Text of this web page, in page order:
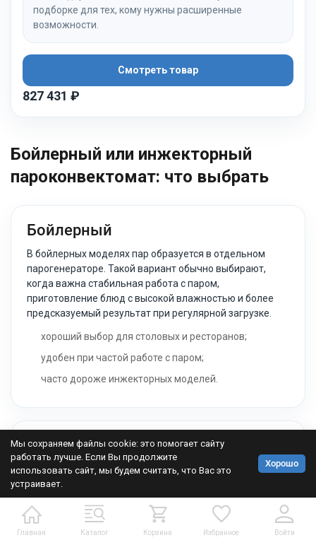
подборке для тех, кому нужны расширенные
возможности.
Смотреть товар
827 431 ₽
Бойлерный или инжекторный
пароконвектомат: что выбрать
Бойлерный
В бойлерных моделях пар образуется в отдельном
парогенераторе. Такой вариант обычно выбирают,
когда важна стабильная работа с паром,
приготовление блюд с высокой влажностью и более
предсказуемый результат при регулярной загрузке.
хороший выбор для столовых и ресторанов;
удобен при частой работе с паром;
часто дороже инжекторных моделей.
Инжекторный
В инжекторных моделях вода подаётся в камеру и
превращается в пар за счёт нагретых элементов. Такие
пароконвектоматы часто проще по конструкции и
доступнее по цене, поэтому подходят для старта и
задач, где пар используется не постоянно.
Главная Каталог Корзина Избранное Войти
Мы сохраняем файлы cookie: это помогает сайту
работать лучше. Если Вы продолжите
использовать сайт, мы будем считать, что Вас это
устраивает.
Хорошо